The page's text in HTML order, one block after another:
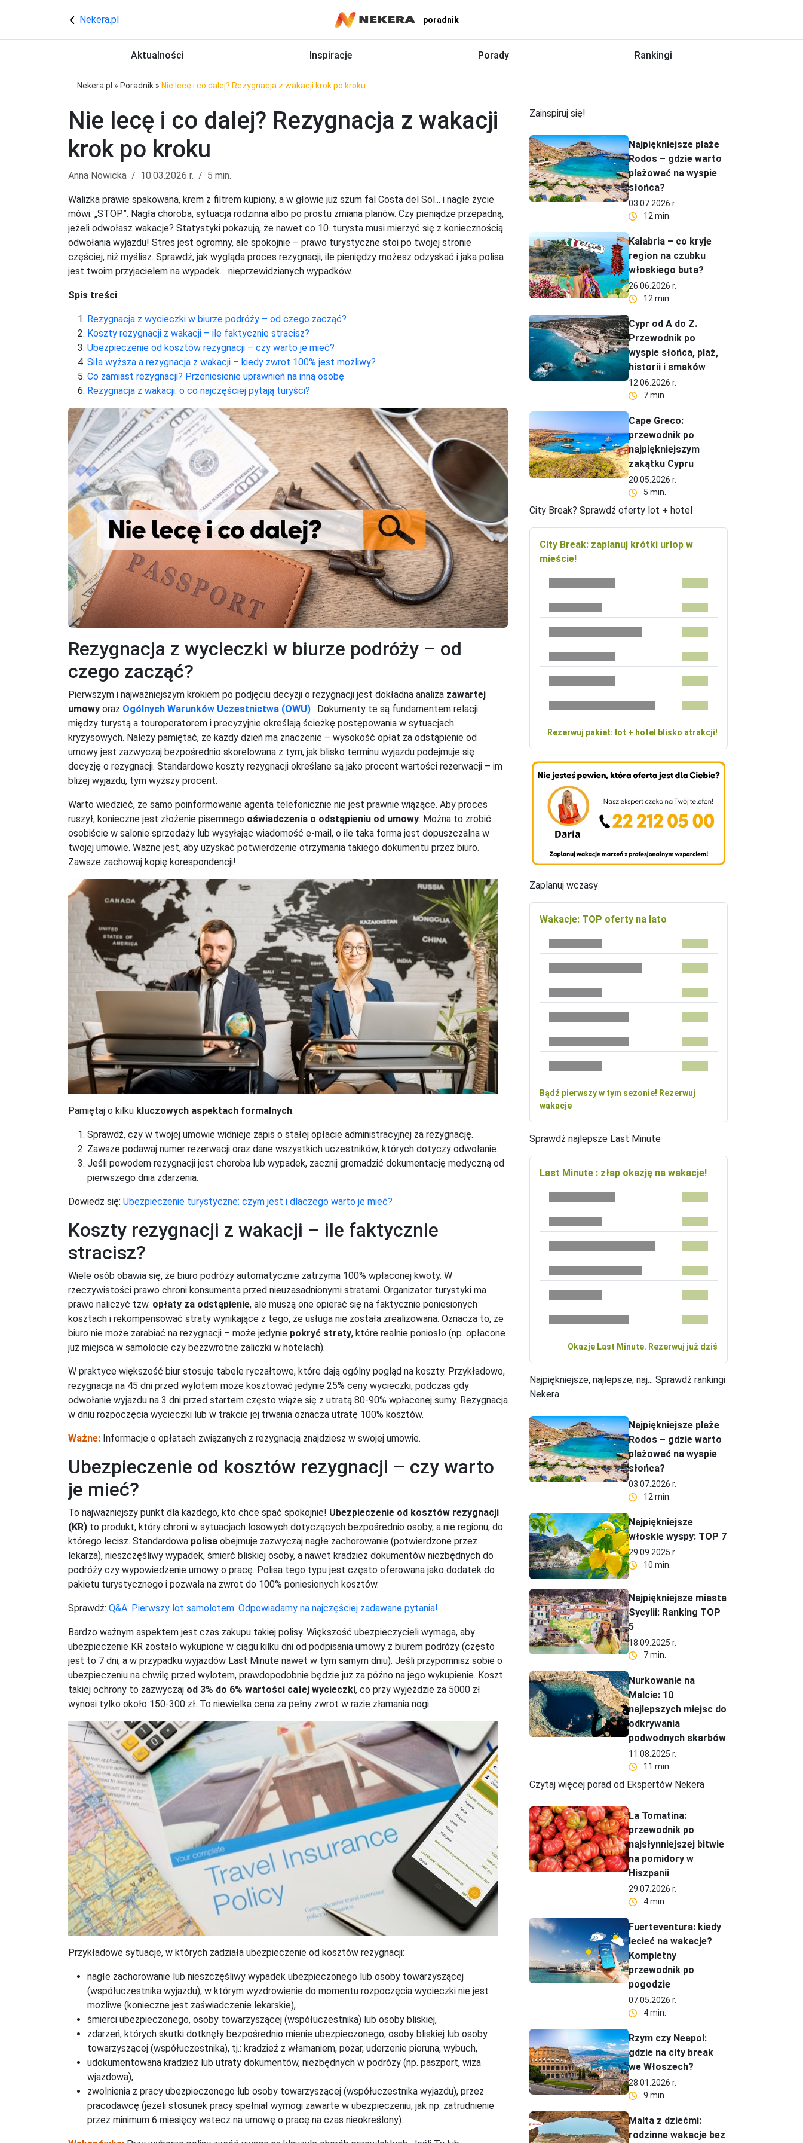
Nekera.pl poradnik
Aktualności Inspiracje Porady Rankingi
Nekera.pl » Poradnik » Nie lecę i co dalej? Rezygnacja z wakacji krok po kroku
Nie lecę i co dalej? Rezygnacja z wakacji
krok po kroku
Anna Nowicka 10.03.2026 r. 5 min.
Walizka prawie spakowana, krem z filtrem kupiony, a w głowie już szum fal Costa del Sol... i nagle życie
mówi: „STOP”. Nagła choroba, sytuacja rodzinna albo po prostu zmiana planów. Czy pieniądze przepadną,
jeżeli odwołasz wakacje? Statystyki pokazują, że nawet co 10. turysta musi mierzyć się z koniecznością
odwołania wyjazdu! Stres jest ogromny, ale spokojnie – prawo turystyczne stoi po twojej stronie
częściej, niż myślisz. Sprawdź, jak wygląda proces rezygnacji, ile pieniędzy możesz odzyskać i jaka polisa
jest twoim przyjacielem na wypadek… nieprzewidzianych wypadków.
Spis treści
Rezygnacja z wycieczki w biurze podróży – od czego zacząć?
Koszty rezygnacji z wakacji – ile faktycznie stracisz?
Ubezpieczenie od kosztów rezygnacji – czy warto je mieć?
Siła wyższa a rezygnacja z wakacji – kiedy zwrot 100% jest możliwy?
Co zamiast rezygnacji? Przeniesienie uprawnień na inną osobę
Rezygnacja z wakacji: o co najczęściej pytają turyści?
Rezygnacja z wycieczki w biurze podróży – od
czego zacząć?
Pierwszym i najważniejszym krokiem po podjęciu decyzji o rezygnacji jest dokładna analiza zawartej
umowy oraz Ogólnych Warunków Uczestnictwa (OWU) . Dokumenty te są fundamentem relacji
między turystą a touroperatorem i precyzyjnie określają ścieżkę postępowania w sytuacjach
kryzysowych. Należy pamiętać, że każdy dzień ma znaczenie – wysokość opłat za odstąpienie od
umowy jest zazwyczaj bezpośrednio skorelowana z tym, jak blisko terminu wyjazdu podejmuje się
decyzję o rezygnacji. Standardowe koszty rezygnacji określane są jako procent wartości rezerwacji – im
bliżej wyjazdu, tym wyższy procent.
Warto wiedzieć, że samo poinformowanie agenta telefonicznie nie jest prawnie wiążące. Aby proces
ruszył, konieczne jest złożenie pisemnego oświadczenia o odstąpieniu od umowy. Można to zrobić
osobiście w salonie sprzedaży lub wysyłając wiadomość e-mail, o ile taka forma jest dopuszczalna w
twojej umowie. Ważne jest, aby uzyskać potwierdzenie otrzymania takiego dokumentu przez biuro.
Zawsze zachowaj kopię korespondencji!
Pamiętaj o kilku kluczowych aspektach formalnych:
Sprawdź, czy w twojej umowie widnieje zapis o stałej opłacie administracyjnej za rezygnację.
Zawsze podawaj numer rezerwacji oraz dane wszystkich uczestników, których dotyczy odwołanie.
Jeśli powodem rezygnacji jest choroba lub wypadek, zacznij gromadzić dokumentację medyczną od
pierwszego dnia zdarzenia.
Dowiedz się: Ubezpieczenie turystyczne: czym jest i dlaczego warto je mieć?
Koszty rezygnacji z wakacji – ile faktycznie
stracisz?
Wiele osób obawia się, że biuro podróży automatycznie zatrzyma 100% wpłaconej kwoty. W
rzeczywistości prawo chroni konsumenta przed nieuzasadnionymi stratami. Organizator turystyki ma
prawo naliczyć tzw. opłaty za odstąpienie, ale muszą one opierać się na faktycznie poniesionych
kosztach i rekompensować straty wynikające z tego, że usługa nie została zrealizowana. Oznacza to, że
biuro nie może zarabiać na rezygnacji – może jedynie pokryć straty, które realnie poniosło (np. opłacone
już miejsca w samolocie czy bezzwrotne zaliczki w hotelach).
W praktyce większość biur stosuje tabele ryczałtowe, które dają ogólny pogląd na koszty. Przykładowo,
rezygnacja na 45 dni przed wylotem może kosztować jedynie 25% ceny wycieczki, podczas gdy
odwołanie wyjazdu na 3 dni przed startem często wiąże się z utratą 80-90% wpłaconej sumy. Rezygnacja
w dniu rozpoczęcia wycieczki lub w trakcie jej trwania oznacza utratę 100% kosztów.
Ważne: Informacje o opłatach związanych z rezygnacją znajdziesz w swojej umowie.
Ubezpieczenie od kosztów rezygnacji – czy warto
je mieć?
To najważniejszy punkt dla każdego, kto chce spać spokojnie! Ubezpieczenie od kosztów rezygnacji
(KR) to produkt, który chroni w sytuacjach losowych dotyczących bezpośrednio osoby, a nie regionu, do
którego lecisz. Standardowa polisa obejmuje zazwyczaj nagłe zachorowanie (potwierdzone przez
lekarza), nieszczęśliwy wypadek, śmierć bliskiej osoby, a nawet kradzież dokumentów niezbędnych do
podróży czy wypowiedzenie umowy o pracę. Polisa tego typu jest często oferowana jako dodatek do
pakietu turystycznego i pozwala na zwrot do 100% poniesionych kosztów.
Sprawdź: Q&A: Pierwszy lot samolotem. Odpowiadamy na najczęściej zadawane pytania!
Bardzo ważnym aspektem jest czas zakupu takiej polisy. Większość ubezpieczycieli wymaga, aby
ubezpieczenie KR zostało wykupione w ciągu kilku dni od podpisania umowy z biurem podróży (często
jest to 7 dni, a w przypadku wyjazdów Last Minute nawet w tym samym dniu). Jeśli przypomnisz sobie o
ubezpieczeniu na chwilę przed wylotem, prawdopodobnie będzie już za późno na jego wykupienie. Koszt
takiej ochrony to zazwyczaj od 3% do 6% wartości całej wycieczki, co przy wyjeździe za 5000 zł
wynosi tylko około 150-300 zł. To niewielka cena za pełny zwrot w razie złamania nogi.
Przykładowe sytuacje, w których zadziała ubezpieczenie od kosztów rezygnacji:
nagłe zachorowanie lub nieszczęśliwy wypadek ubezpieczonego lub osoby towarzyszącej
(współuczestnika wyjazdu), w którym wyzdrowienie do momentu rozpoczęcia wycieczki nie jest
możliwe (konieczne jest zaświadczenie lekarskie),
śmierci ubezpieczonego, osoby towarzyszącej (współuczestnika) lub osoby bliskiej,
zdarzeń, których skutki dotknęły bezpośrednio mienie ubezpieczonego, osoby bliskiej lub osoby
towarzyszącej (współuczestnika), tj.: kradzież z włamaniem, pożar, uderzenie pioruna, wybuch,
udokumentowana kradzież lub utraty dokumentów, niezbędnych w podróży (np. paszport, wiza
wjazdowa),
zwolnienia z pracy ubezpieczonego lub osoby towarzyszącej (współuczestnika wyjazdu), przez
pracodawcę (jeżeli stosunek pracy spełniał wymogi zawarte w ubezpieczeniu, jak np. zatrudnienie
przez minimum 6 miesięcy wstecz na umowę o pracę na czas nieokreślony).
Zainspiruj się!
Najpiękniejsze plaże
Rodos – gdzie warto
plażować na wyspie
słońca?
03.07.2026 r.
12 min.
Kalabria – co kryje
region na czubku
włoskiego buta?
26.06.2026 r.
12 min.
Cypr od A do Z.
Przewodnik po
wyspie słońca, plaż,
historii i smaków
12.06.2026 r.
7 min.
Cape Greco:
przewodnik po
najpiękniejszym
zakątku Cypru
20.05.2026 r.
5 min.
City Break? Sprawdź oferty lot + hotel
City Break: zaplanuj krótki urlop w
mieście!
Rezerwuj pakiet: lot + hotel blisko atrakcji!
Zaplanuj wczasy
Wakacje: TOP oferty na lato
Bądź pierwszy w tym sezonie! Rezerwuj
wakacje
Sprawdź najlepsze Last Minute
Last Minute : złap okazję na wakacje!
Okazje Last Minute. Rezerwuj już dziś
Najpiękniejsze, najlepsze, naj... Sprawdź rankingi
Nekera
Najpiękniejsze plaże
Rodos – gdzie warto
plażować na wyspie
słońca?
03.07.2026 r.
12 min.
Najpiękniejsze
włoskie wyspy: TOP 7
29.09.2025 r.
10 min.
Najpiękniejsze miasta
Sycylii: Ranking TOP
5
18.09.2025 r.
7 min.
Nurkowanie na
Malcie: 10
najlepszych miejsc do
odkrywania
podwodnych skarbów
11.08.2025 r.
11 min.
Czytaj więcej porad od Ekspertów Nekera
La Tomatina:
przewodnik po
najsłynniejszej bitwie
na pomidory w
Hiszpanii
29.07.2026 r.
4 min.
Fuerteventura: kiedy
lecieć na wakacje?
Kompletny
przewodnik po
pogodzie
07.05.2026 r.
4 min.
Rzym czy Neapol:
gdzie na city break
we Włoszech?
28.01.2026 r.
9 min.
Malta z dziećmi:
rodzinne wakacje bez